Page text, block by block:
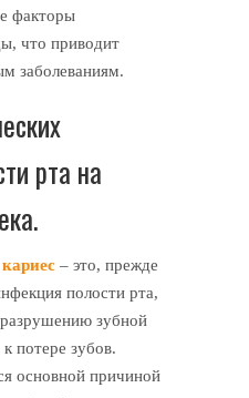
факторы
что приводит
заболеваниям.
рта на
кариес – это, прежде
полости рта,
зубной
потере зубов.
основной причиной